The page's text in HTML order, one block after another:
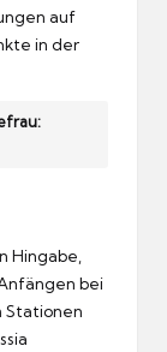
auf
in der
Hingabe,
bei
Stationen